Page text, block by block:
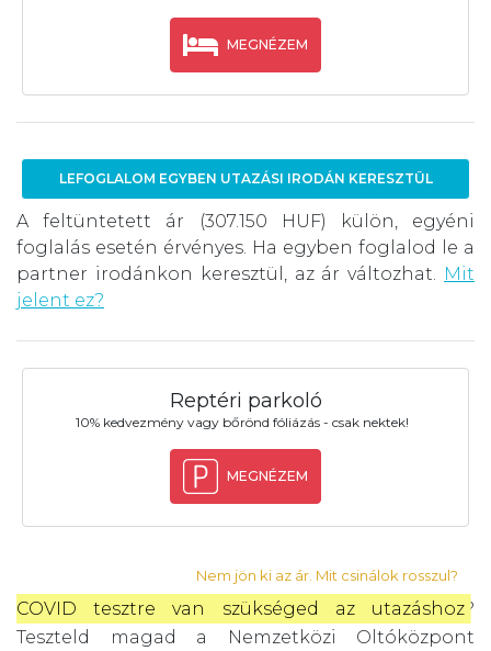
MEGNÉZEM
LEFOGLALOM EGYBEN UTAZÁSI IRODÁN KERESZTÜL
A feltüntetett ár (307.150 HUF) külön, egyéni
foglalás esetén érvényes. Ha egyben foglalod le a
partner irodánkon keresztül, az ár változhat.
Mit
jelent ez?
Reptéri parkoló
10% kedvezmény vagy bőrönd fóliázás - csak nektek!
MEGNÉZEM
Nem jön ki az ár. Mit csinálok rosszul?
COVID tesztre van szükséged az utazáshoz ?
Teszteld magad a Nemzetközi Oltóközpont